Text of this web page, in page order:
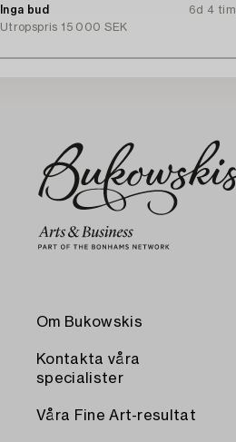
Inga bud
6d 4 tim
Utropspris 15 000 SEK
Om Bukowskis
Kontakta våra
specialister
Våra Fine Art-resultat